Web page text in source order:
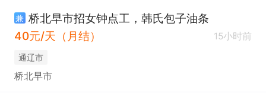
2. 会看外卖订单者优先，长期有效
工作时间
兼 桥北早市招女钟点工，韩氏包子油条
40元/天（月结）
15小时前
通辽市
桥北早市